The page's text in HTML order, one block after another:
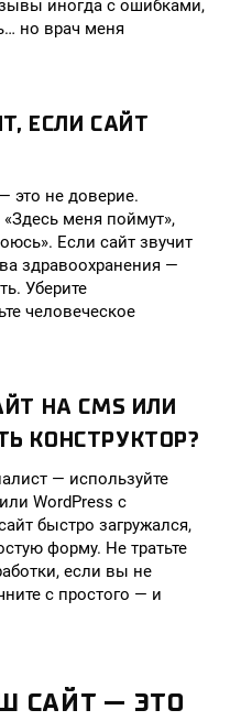
иногда с ошибками,
но врач меня
ЕСЛИ САЙТ
это не доверие.
меня поймут»,
Если сайт звучит
здравоохранения —
Уберите
человеческое
НА CMS ИЛИ
КОНСТРУКТОР?
— используйте
WordPress с
быстро загружался,
форму. Не тратьте
если вы не
с простого — и
САЙТ — ЭТО